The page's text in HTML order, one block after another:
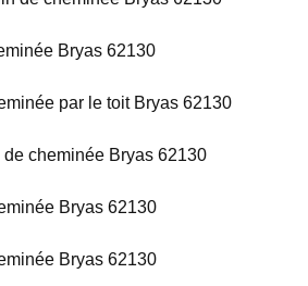
Bryas 62130
par le toit Bryas 62130
cheminée Bryas 62130
Bryas 62130
Bryas 62130